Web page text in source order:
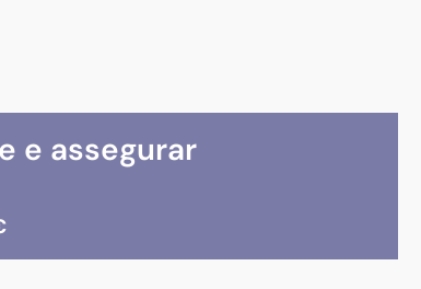
e assegurar